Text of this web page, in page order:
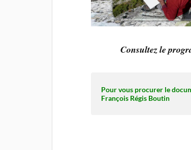
Consultez le
Pour vous procurer le
François Régis Boutin